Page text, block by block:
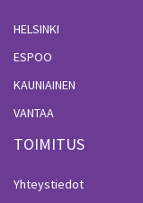
HELSINKI
ESPOO
KAUNIAINEN
VANTAA
TOIMITUS
Yhteystiedot